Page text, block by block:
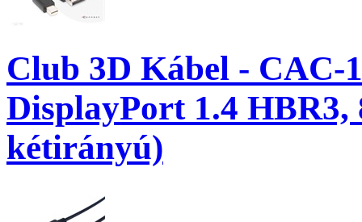
Club 3D Kábel - CAC-
DisplayPort 1.4
kétirányú)